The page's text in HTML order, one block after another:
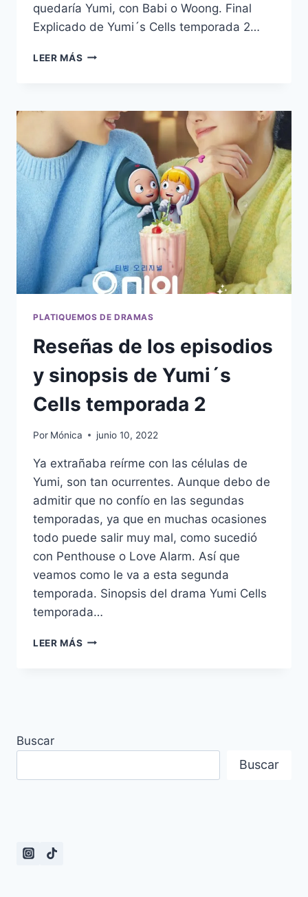
quedaría Yumi, con Babi o Woong. Final
Explicado de Yumi´s Cells temporada 2…
LEER MÁS ¿BA
FINAL
EXPLICADO
DE
YUMI
´S
CELLS
TEMPORADA
PLATIQUEMOS DE DRAMAS
Reseñas de los episodios
y sinopsis de Yumi´s
Cells temporada 2
Por Mónica junio 10, 2022
Ya extrañaba reírme con las células de
Yumi, son tan ocurrentes. Aunque debo de
admitir que no confío en las segundas
temporadas, ya que en muchas ocasiones
todo puede salir muy mal, como sucedió
con Penthouse o Love Alarm. Así que
veamos como le va a esta segunda
temporada. Sinopsis del drama Yumi Cells
temporada…
LEER MÁS RESEÑAS
Buscar
Buscar